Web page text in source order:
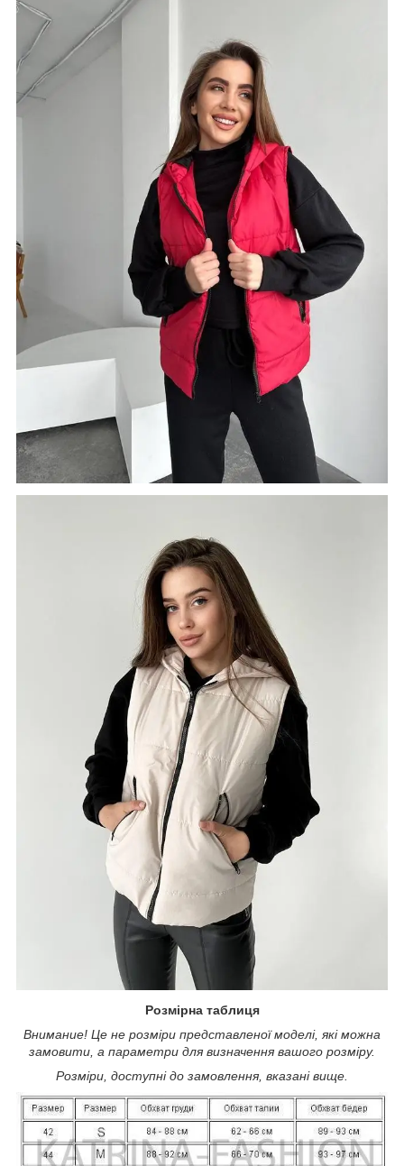
Розмірна таблиця
Внимание! Це не розміри представленої моделі, які можна
замовити, а параметри для визначення вашого розміру.
Розміри, доступні до замовлення, вказані вище.